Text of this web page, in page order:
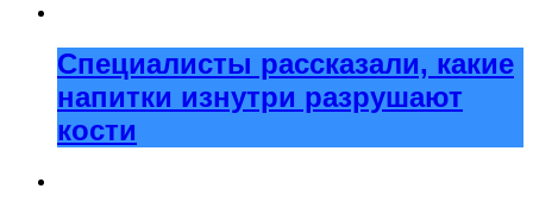
Специалисты рассказали, какие
напитки изнутри разрушают
кости